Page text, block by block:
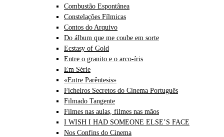
Combustão Espontânea
Constelações Fílmicas
Contos do Arquivo
Do álbum que me coube em sorte
Ecstasy of Gold
Entre o granito e o arco-íris
Em Série
«Entre Parêntesis»
Ficheiros Secretos do Cinema Português
Filmado Tangente
Filmes nas aulas, filmes nas mãos
I WISH I HAD SOMEONE ELSE’S FACE
Nos Confins do Cinema